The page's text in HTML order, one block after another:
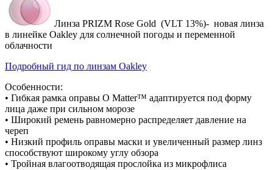
Линза PRIZM Rose Gold (VLT 13%)- новая линза
в линейке Oakley для солнечной погоды и переменной
облачности
Подробный гид по линзам Oakley
Особенности:
• Гибкая рамка оправы O Matter™ адаптируется под форму
лица даже при сильном морозе
• Широкий ремень равномерно распределяет давление на
череп
• Низкий профиль оправы маски и увеличенный размер линз
способствуют широкому углу обзора
• Тройная влагоотводящая прослойка из микрофлиса